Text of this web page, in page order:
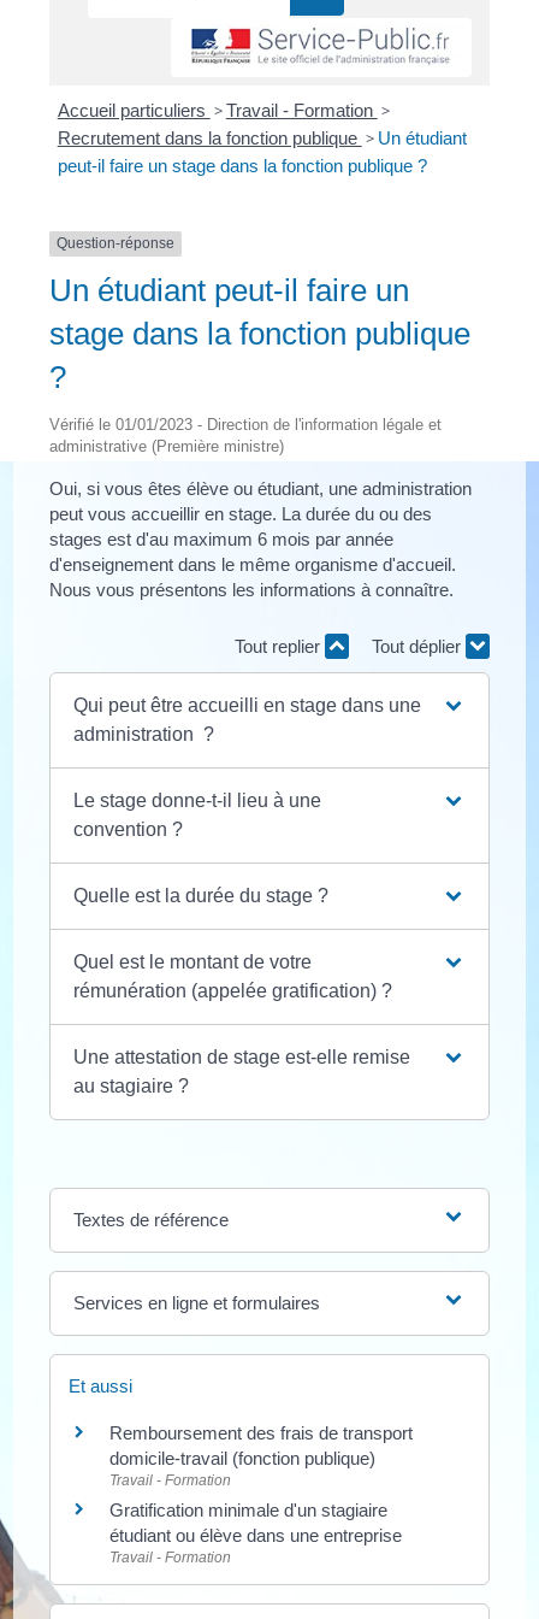
Accueil particuliers >Travail - Formation >
Recrutement dans la fonction publique > Un étudiant
peut-il faire un stage dans la fonction publique ?
Question-réponse
Un étudiant peut-il faire un
stage dans la fonction publique
?
Vérifié le 01/01/2023 - Direction de l'information légale et
administrative (Première ministre)
Oui, si vous êtes élève ou étudiant, une administration
peut vous accueillir en stage. La durée du ou des
stages est d'au maximum 6 mois par année
d'enseignement dans le même organisme d'accueil.
Nous vous présentons les informations à connaître.
Tout replier Tout déplier
Qui peut être accueilli en stage dans une
administration ?
Le stage donne-t-il lieu à une
convention ?
Quelle est la durée du stage ?
Quel est le montant de votre
rémunération (appelée gratification) ?
Une attestation de stage est-elle remise
au stagiaire ?
Textes de référence
Services en ligne et formulaires
Et aussi
Remboursement des frais de transport
domicile-travail (fonction publique)
Travail - Formation
Gratification minimale d'un stagiaire
étudiant ou élève dans une entreprise
Travail - Formation